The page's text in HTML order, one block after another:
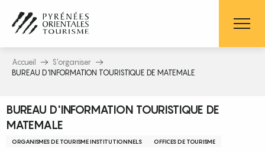
contenu
principal
Accueil
S’organiser
BUREAU D'INFORMATION TOURISTIQUE DE MATEMALE
BUREAU D'INFORMATION TOURISTIQUE DE
MATEMALE
ORGANISMES DE TOURISME INSTITUTIONNELS OFFICES DE TOURISME